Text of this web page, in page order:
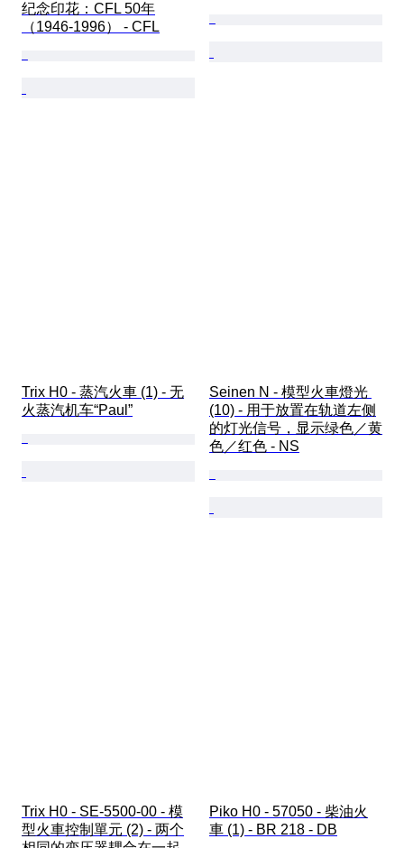
纪念印花：CFL 50年
（1946-1996） - CFL
Trix H0 - 蒸汽火車 (1) - 无
火蒸汽机车“Paul”
Seinen N - 模型火車燈光
(10) - 用于放置在轨道左侧
的灯光信号，显示绿色／黄
色／红色 - NS
Trix H0 - SE-5500-00 - 模
型火車控制單元 (2) - 两个
Piko H0 - 57050 - 柴油火
車 (1) - BR 218 - DB